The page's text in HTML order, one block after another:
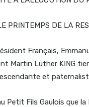
PRINTEMPS DE LA
Français,
Martin Luther KING
et
Petit Fils Gaulois que